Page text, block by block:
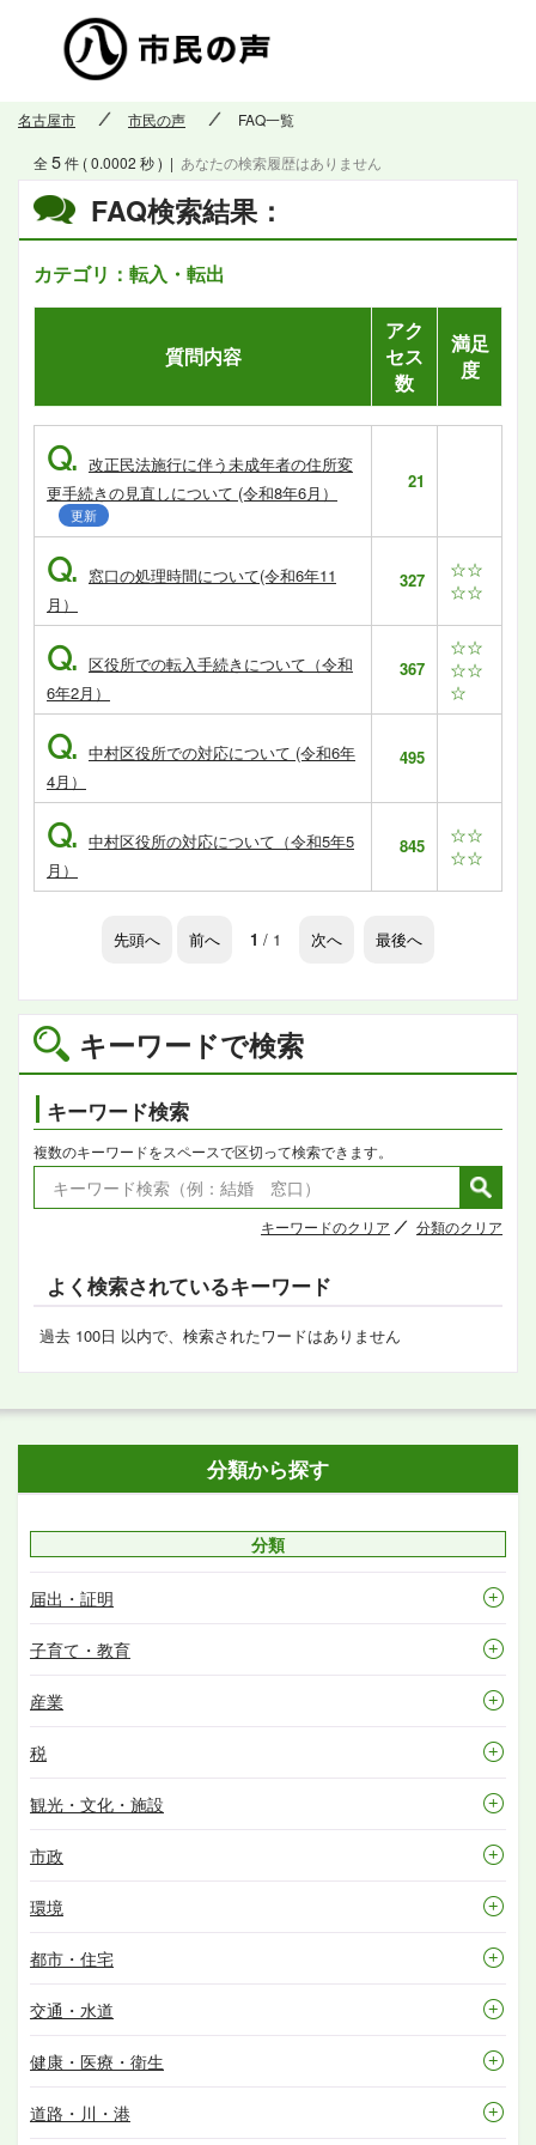
名古屋市 市民の声 FAQ一覧
キーワードで検索
キーワード検索
複数のキーワードをスペースで区切って検索できます。
キーワードのクリア 分類のクリア
よく検索されているキーワード
過去 100日 以内で、検索されたワードはありません
FAQ検索結果：
カテゴリ：転入・転出
全5件 ( 0.0002 秒 ) | あなたの検索履歴はありません
質問内容
アク
セス
数
満足
度
Q. 改正民法施行に伴う未成年者の住所変
更手続きの見直しについて (令和8年6月）
更新
21
Q. 窓口の処理時間について(令和6年11
月）
327
☆☆
☆☆
Q. 区役所での転入手続きについて（令和
6年2月）
367
☆☆
☆☆
☆
Q. 中村区役所での対応について (令和6年
4月）
495
Q. 中村区役所の対応について（令和5年5
月）
845
☆☆
☆☆
先頭へ 前へ 1 / 1 次へ 最後へ
分類から探す
分類
届出・証明
子育て・教育
産業
税
観光・文化・施設
市政
環境
都市・住宅
交通・水道
健康・医療・衛生
道路・川・港